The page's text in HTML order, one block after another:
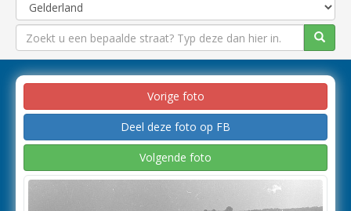
Vorige foto
Deel deze foto op FB
Volgende foto